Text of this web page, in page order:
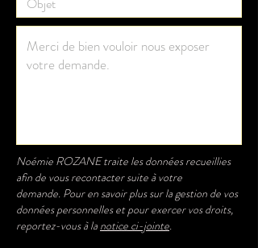
Noémie ROZANE traite les données recueillies
afin de vous recontacter suite à votre
demande. Pour en savoir plus sur la gestion de vos
données personnelles et pour exercer vos droits,
reportez-vous à la notice ci-jointe.